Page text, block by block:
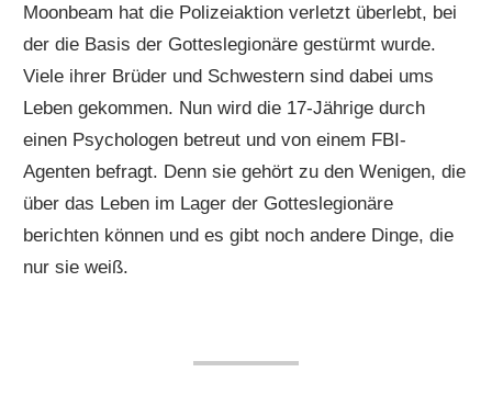
Moonbeam hat die Polizeiaktion verletzt überlebt, bei
der die Basis der Gotteslegionäre gestürmt wurde.
Viele ihrer Brüder und Schwestern sind dabei ums
Leben gekommen. Nun wird die 17-Jährige durch
einen Psychologen betreut und von einem FBI-
Agenten befragt. Denn sie gehört zu den Wenigen, die
über das Leben im Lager der Gotteslegionäre
berichten können und es gibt noch andere Dinge, die
nur sie weiß.